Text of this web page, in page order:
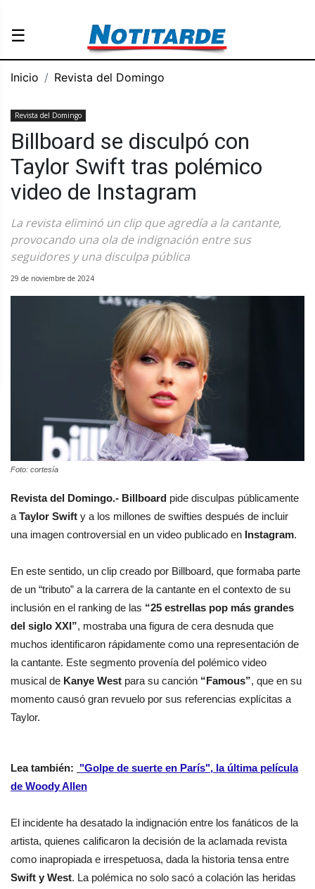
☰
Inicio Revista del Domingo
Revista del Domingo
Billboard se disculpó con
Taylor Swift tras polémico
video de Instagram
La revista eliminó un clip que agredía a la cantante,
provocando una ola de indignación entre sus
seguidores y una disculpa pública
29 de noviembre de 2024
Foto: cortesía
Revista del Domingo.- Billboard pide disculpas públicamente
a Taylor Swift y a los millones de swifties después de incluir
una imagen controversial en un video publicado en Instagram.
En este sentido, un clip creado por Billboard, que formaba parte
de un “tributo” a la carrera de la cantante en el contexto de su
inclusión en el ranking de las “25 estrellas pop más grandes
del siglo XXI”, mostraba una figura de cera desnuda que
muchos identificaron rápidamente como una representación de
la cantante. Este segmento provenía del polémico video
musical de Kanye West para su canción “Famous”, que en su
momento causó gran revuelo por sus referencias explícitas a
Taylor.
Lea también: "Golpe de suerte en París", la última película
de Woody Allen
El incidente ha desatado la indignación entre los fanáticos de la
artista, quienes calificaron la decisión de la aclamada revista
como inapropiada e irrespetuosa, dada la historia tensa entre
Swift y West. La polémica no solo sacó a colación las heridas